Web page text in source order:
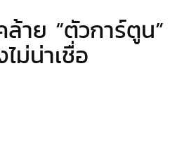
มายา
าย “ตัวการ์ตูน”
ม่น่าเชื่อ